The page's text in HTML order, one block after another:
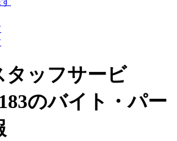
タッフサービ
のバイト・パー